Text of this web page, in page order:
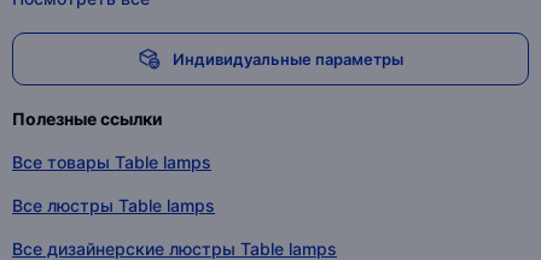
Индивидуальные параметры
Полезные ссылки
Все товары Table lamps
Все люстры Table lamps
Все дизайнерские люстры Table lamps